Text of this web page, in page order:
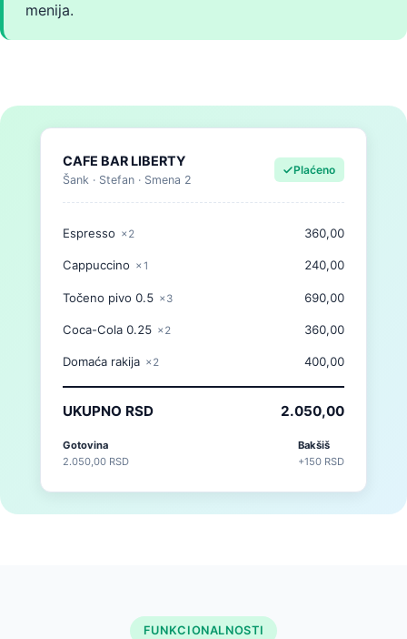
menija.
CAFE BAR LIBERTY
Šank · Stefan · Smena 2
Plaćeno
Espresso ×2 360,00
Cappuccino ×1 240,00
Točeno pivo 0.5 ×3 690,00
Coca-Cola 0.25 ×2 360,00
Domaća rakija ×2 400,00
UKUPNO RSD 2.050,00
Gotovina
2.050,00 RSD
Bakšiš
+150 RSD
FUNKCIONALNOSTI